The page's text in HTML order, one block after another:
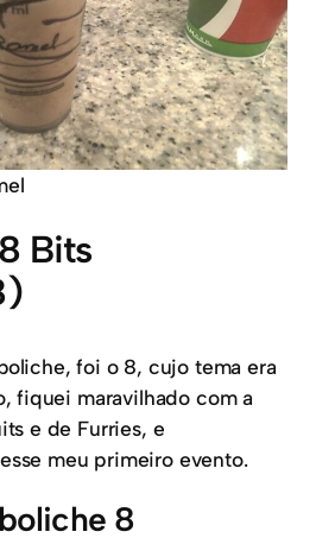
Bits
foi o 8, cujo tema era
fiquei maravilhado com a
e de Furries, e
meu primeiro evento.
8